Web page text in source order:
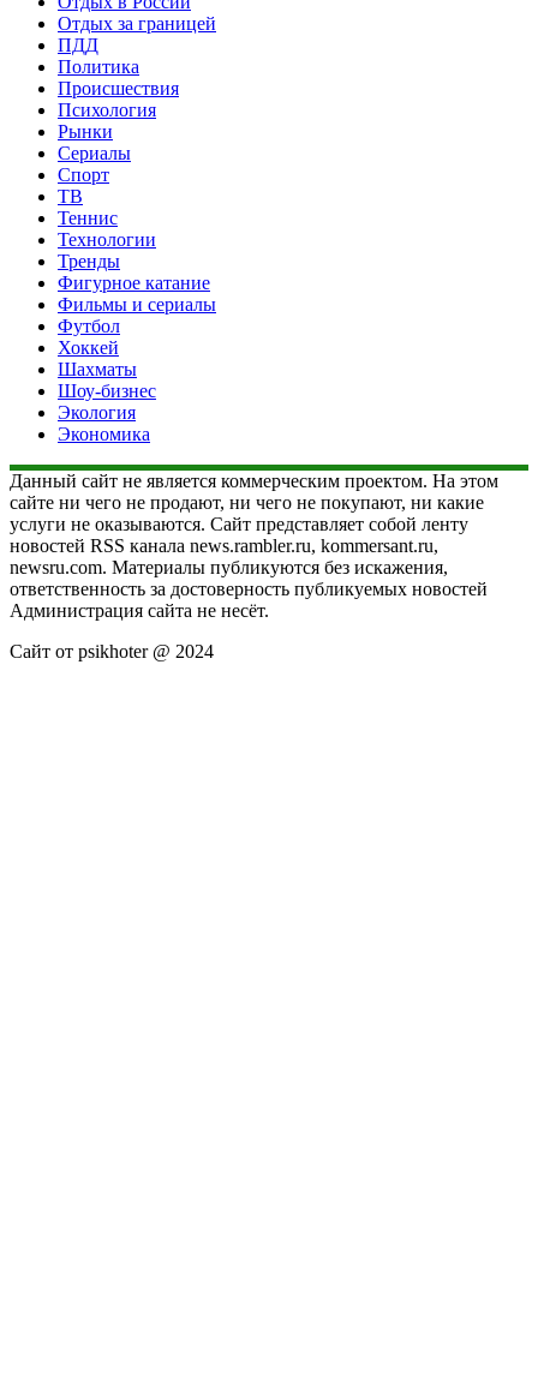
Отдых за границей
ПДД
Политика
Происшествия
Психология
Рынки
Сериалы
Спорт
ТВ
Теннис
Технологии
Тренды
Фигурное катание
Фильмы и сериалы
Футбол
Хоккей
Шахматы
Шоу-бизнес
Экология
Экономика
Данный сайт не является коммерческим проектом. На этом
сайте ни чего не продают, ни чего не покупают, ни какие
услуги не оказываются. Сайт представляет собой ленту
новостей RSS канала news.rambler.ru, kommersant.ru,
newsru.com. Материалы публикуются без искажения,
ответственность за достоверность публикуемых новостей
Администрация сайта не несёт.
Сайт от psikhoter @ 2024